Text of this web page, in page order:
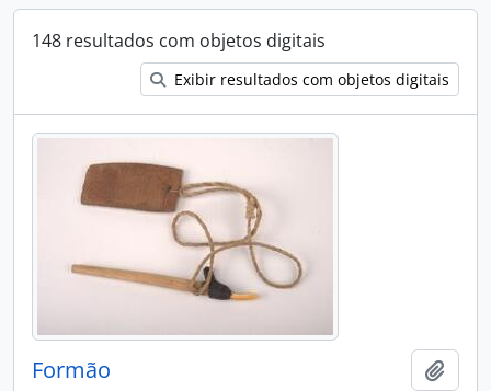
148 resultados com objetos digitais
Exibir resultados com objetos digitais
Formão